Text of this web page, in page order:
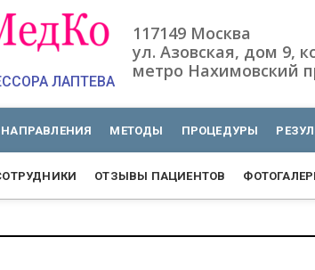
ЛАПТЕВА
117149 Москва
ул. Азовская, дом 9,
метро Нахимовский
НАПРАВЛЕНИЯ МЕТОДЫ ПРОЦЕДУРЫ
ОТЗЫВЫ ПАЦИЕНТОВ